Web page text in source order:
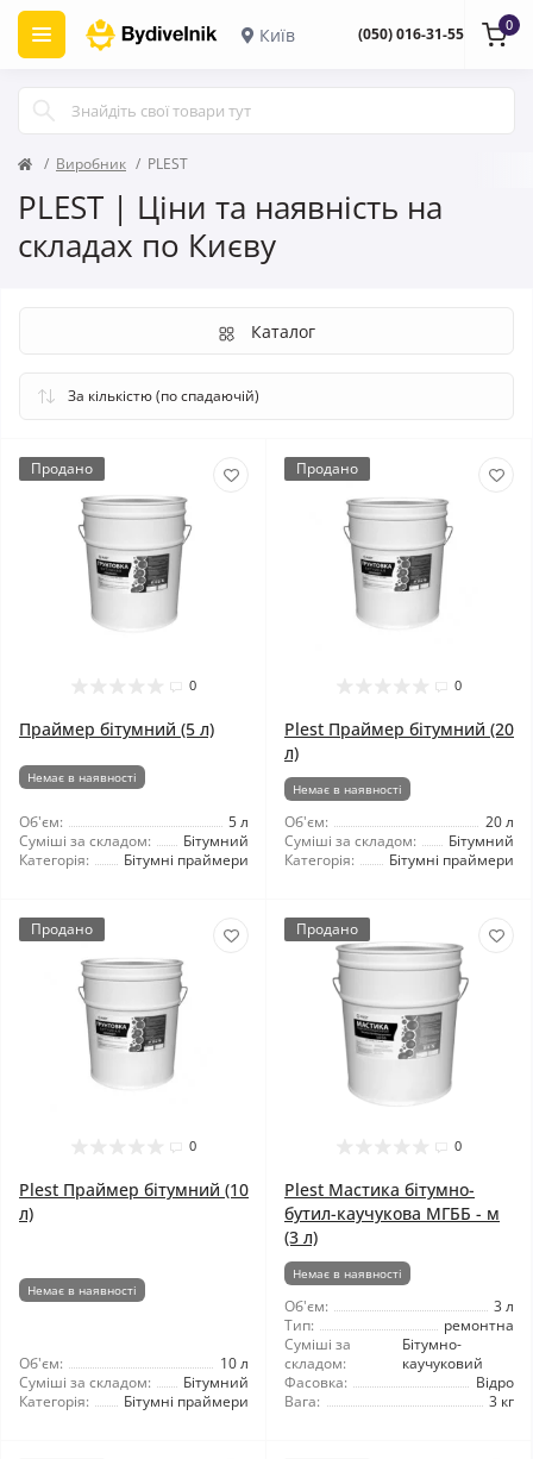
Київ (050) 016-31-55 0
Виробник PLEST
PLEST | Ціни та наявність на
складах по Києву
Каталог
Продано
0
Праймер бітумний (5 л)
Немає в наявності
Об'єм:
5 л
Суміші за складом:
Бітумний
Категорія:
Бітумні праймери
Продано
0
Plest Праймер бітумний (20
л)
Немає в наявності
Об'єм:
20 л
Суміші за складом:
Бітумний
Категорія:
Бітумні праймери
Продано
0
Plest Праймер бітумний (10
л)
Немає в наявності
Об'єм:
10 л
Суміші за складом:
Бітумний
Категорія:
Бітумні праймери
Продано
0
Plest Мастика бітумно-
бутил-каучукова МГББ - м
(3 л)
Немає в наявності
Об'єм:
3 л
Тип:
ремонтна
Суміші за
складом:
Бітумно-
каучуковий
Фасовка:
Відро
Вага:
3 кг